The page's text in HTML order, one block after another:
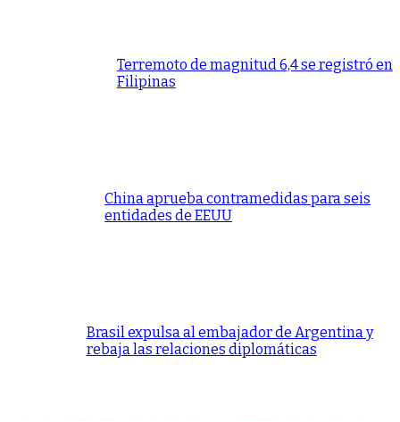
Terremoto de magnitud 6,4 se registró en
Filipinas
China aprueba contramedidas para seis
entidades de EEUU
Brasil expulsa al embajador de Argentina y
rebaja las relaciones diplomáticas